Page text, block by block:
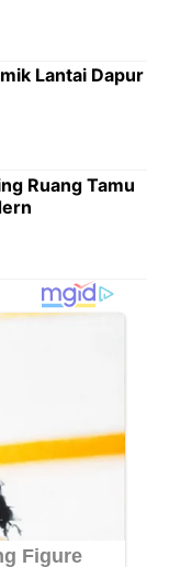
Lantai Dapur
Ruang Tamu